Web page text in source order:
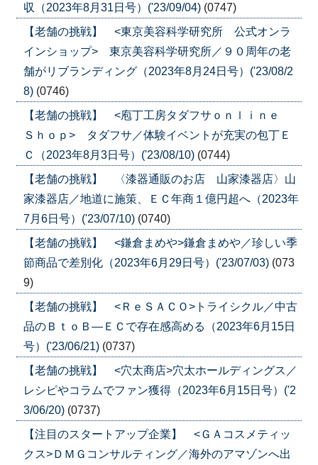
収（2023年8月31日号）('23/09/04) (0747)
【老舗の挑戦】 <東京美容科学研究所 公式オンラ
インショップ> 東京美容科学研究所／９０周年の老
舗がリブランディング（2023年8月24日号）('23/08/2
8) (0746)
【老舗の挑戦】 <庖丁工房タダフサｏｎｌｉｎｅ
Ｓｈｏｐ> タダフサ／体験イベントが充実の包丁Ｅ
Ｃ（2023年8月3日号）('23/08/10) (0744)
【老舗の挑戦】 〈漆器通販のお店 山家漆器店〉山
家漆器店／地道に施策、ＥＣ年商１億円超へ（2023年
7月6日号）('23/07/10) (0740)
【老舗の挑戦】 <鎌倉まめや>鎌倉まめや／珍しい季
節商品で差別化（2023年6月29日号）('23/07/03) (073
9)
【老舗の挑戦】 <ＲｅＳＡＣＯ>トライシクル／中古
品のＢｔｏＢ―ＥＣで存在感高める（2023年6月15日
号）('23/06/21) (0737)
【老舗の挑戦】 <穴太商店>穴太ホールディングス／
レシピやコラムでファン獲得（2023年6月15日号）('2
3/06/20) (0737)
【注目のスタートアップ企業】 <ＧＡコスメティッ
クス>ＤＭＧコンサルティング／海外のアマゾンへ出